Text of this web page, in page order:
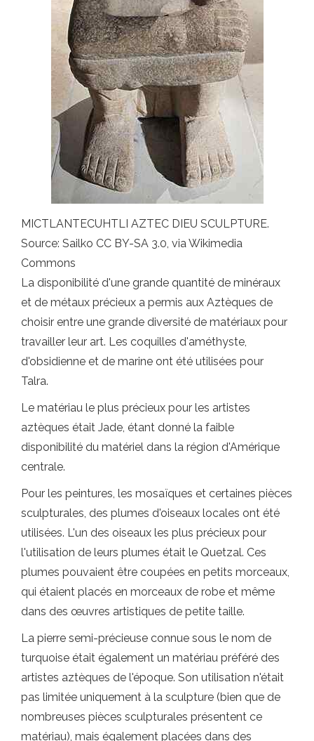
MICTLANTECUHTLI AZTEC DIEU SCULPTURE.
Source: Sailko CC BY-SA 3.0, via Wikimedia
Commons
La disponibilité d'une grande quantité de minéraux
et de métaux précieux a permis aux Aztèques de
choisir entre une grande diversité de matériaux pour
travailler leur art. Les coquilles d'améthyste,
d'obsidienne et de marine ont été utilisées pour
Talra.
Le matériau le plus précieux pour les artistes
aztèques était Jade, étant donné la faible
disponibilité du matériel dans la région d'Amérique
centrale.
Pour les peintures, les mosaïques et certaines pièces
sculpturales, des plumes d'oiseaux locales ont été
utilisées. L'un des oiseaux les plus précieux pour
l'utilisation de leurs plumes était le Quetzal. Ces
plumes pouvaient être coupées en petits morceaux,
qui étaient placés en morceaux de robe et même
dans des œuvres artistiques de petite taille.
La pierre semi-précieuse connue sous le nom de
turquoise était également un matériau préféré des
artistes aztèques de l'époque. Son utilisation n'était
pas limitée uniquement à la sculpture (bien que de
nombreuses pièces sculpturales présentent ce
matériau), mais également placées dans des